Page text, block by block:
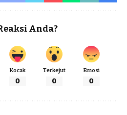
Anda?
Kocak
0
Terkejut
0
Emosi
0